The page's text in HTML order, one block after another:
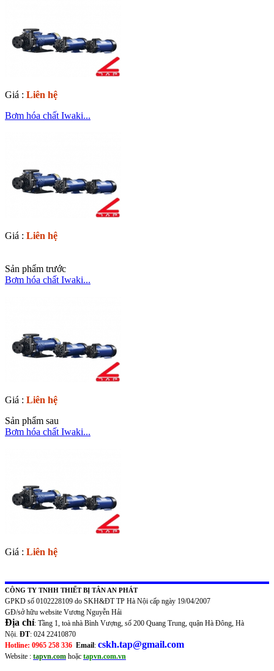
Giá : Liên hệ
Bơm hóa chất Iwaki...
Giá : Liên hệ
Sản phẩm trước
Bơm hóa chất Iwaki...
Giá : Liên hệ
Sản phẩm sau
Bơm hóa chất Iwaki...
Giá : Liên hệ
CÔNG TY TNHH THIẾT BỊ TÂN AN PHÁT
GPKD số 0102228109 do SKH&ĐT TP Hà Nội cấp ngày 19/04/2007
GĐ/sở hữu website Vương Nguyễn Hải
Địa chỉ: Tầng 1, toà nhà Bình Vượng, số 200 Quang Trung, quận Hà Đông, Hà
Nội. ĐT: 024 22410870
Hotline: 0965 258 336 Email: cskh.tap@gmail.com
Website : tapvn.com hoặc tapvn.com.vn